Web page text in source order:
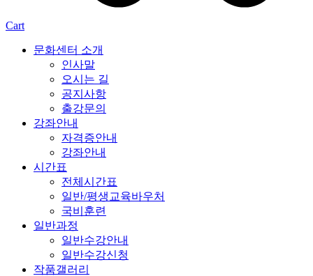
Cart
문화센터 소개
인사말
오시는 길
공지사항
출강문의
강좌안내
자격증안내
강좌안내
시간표
전체시간표
일반/평생교육바우처
국비훈련
일반과정
일반수강안내
일반수강신청
작품갤러리